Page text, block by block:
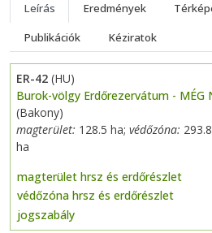
Leírás Eredmények
Publikációk
Kéziratok
ER-42 (HU)
Burok-völgy Erdőrezervátum - MÉG
(Bakony)
magterület: 128.5 ha; védőzóna:
ha
magterület hrsz és erdőrészlet
védőzóna hrsz és erdőrészlet
jogszabály